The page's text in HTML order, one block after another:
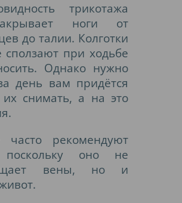
трикотажа
ноги от
до талии. Колготки
сползают при ходьбе
Однако нужно
день вам придётся
их снимать, а на это
часто рекомендуют
поскольку оно не
вены, но и